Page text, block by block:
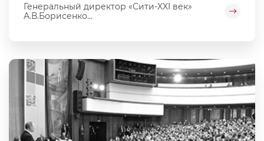
Генеральный директор «Сити-XXI век»
А.В.Борисенко...